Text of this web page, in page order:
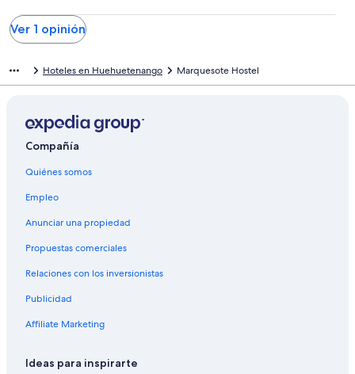
opiniones
Ver 1 opinión
Hoteles en Huehuetenango Marquesote Hostel
Compañía
Quiénes somos
Empleo
Anunciar una propiedad
Propuestas comerciales
Relaciones con los inversionistas
Publicidad
Affiliate Marketing
Ideas para inspirarte